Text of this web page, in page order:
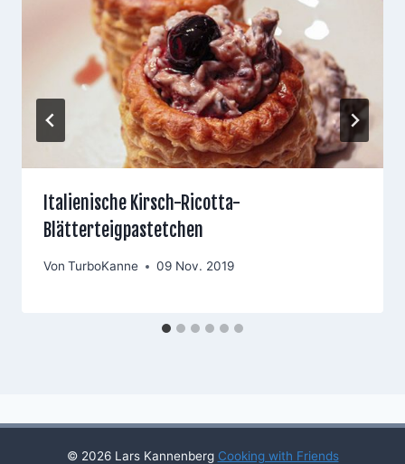
Italienische Kirsch-Ricotta-
Blätterteigpastetchen
Von TurboKanne 09 Nov. 2019
© 2026 Lars Kannenberg Cooking with Friends